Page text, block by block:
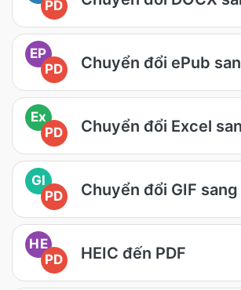
PD
EP
PD
Chuyển đổi ePub
Ex
PD
Chuyển đổi Excel
GI
PD
Chuyển đổi GIF sang
HE
PD
HEIC đến PDF